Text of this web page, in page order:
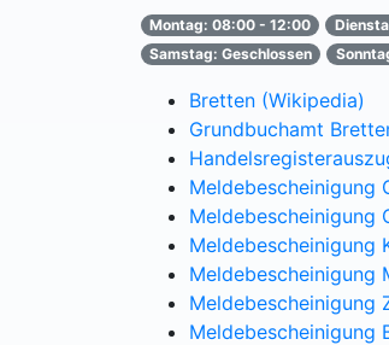
Montag: 08:00 - 12:00
Samstag: Geschlossen
Bretten (Wikipedia)
Grundbuchamt
Meldebescheinigung
Meldebescheinigung
Meldebescheinigung
Meldebescheinigung
Meldebescheinigung
Meldebescheinigung